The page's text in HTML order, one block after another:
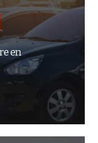
en